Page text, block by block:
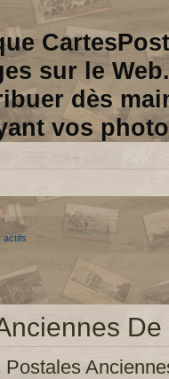
sur le Web.
dès
vos
actifs